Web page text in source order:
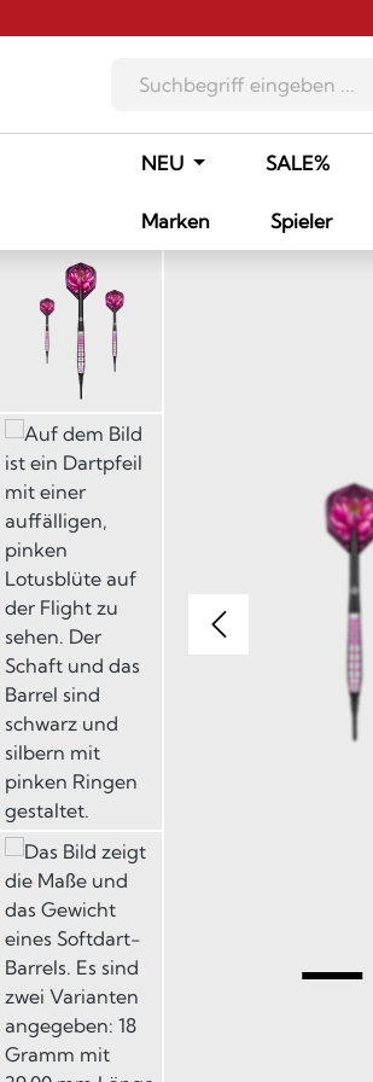
NEU SALE%
Marken
Spieler
Bildergalerie überspringen